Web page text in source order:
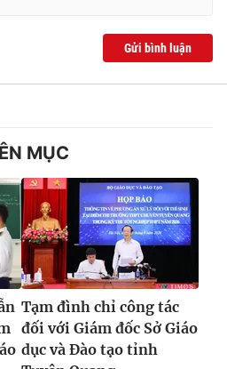
Gửi bình luận
MỤC
Tạm đình chỉ công tác
đối với Giám đốc Sở Giáo
dục và Đào tạo tỉnh